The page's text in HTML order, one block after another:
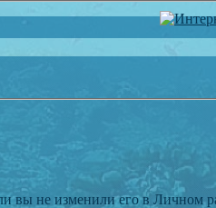
вы не изменили его в Личном